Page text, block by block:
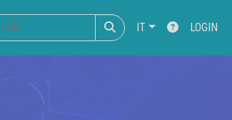
IT LOGIN